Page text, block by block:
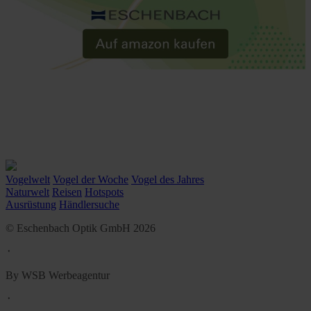
Vogelwelt Vogel der Woche Vogel des Jahres
Naturwelt Reisen Hotspots
Ausrüstung Händlersuche
© Eschenbach Optik GmbH 2026
᛫
By WSB Werbeagentur
᛫